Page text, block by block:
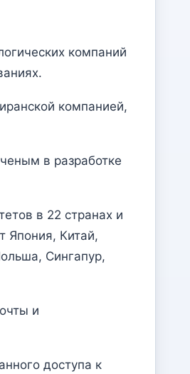
компаний
компанией,
в разработке
в 22 странах и
Япония, Китай,
Сингапур,
и
доступа к